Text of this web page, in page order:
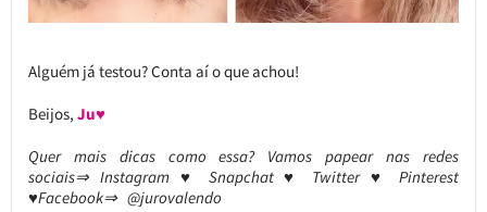
Alguém já testou? Conta aí o que achou!
Beijos, Ju♥
Quer mais dicas como essa? Vamos papear nas redes
sociais⇒ Instagram ♥ Snapchat ♥ Twitter ♥ Pinterest
♥Facebook⇒ @jurovalendo